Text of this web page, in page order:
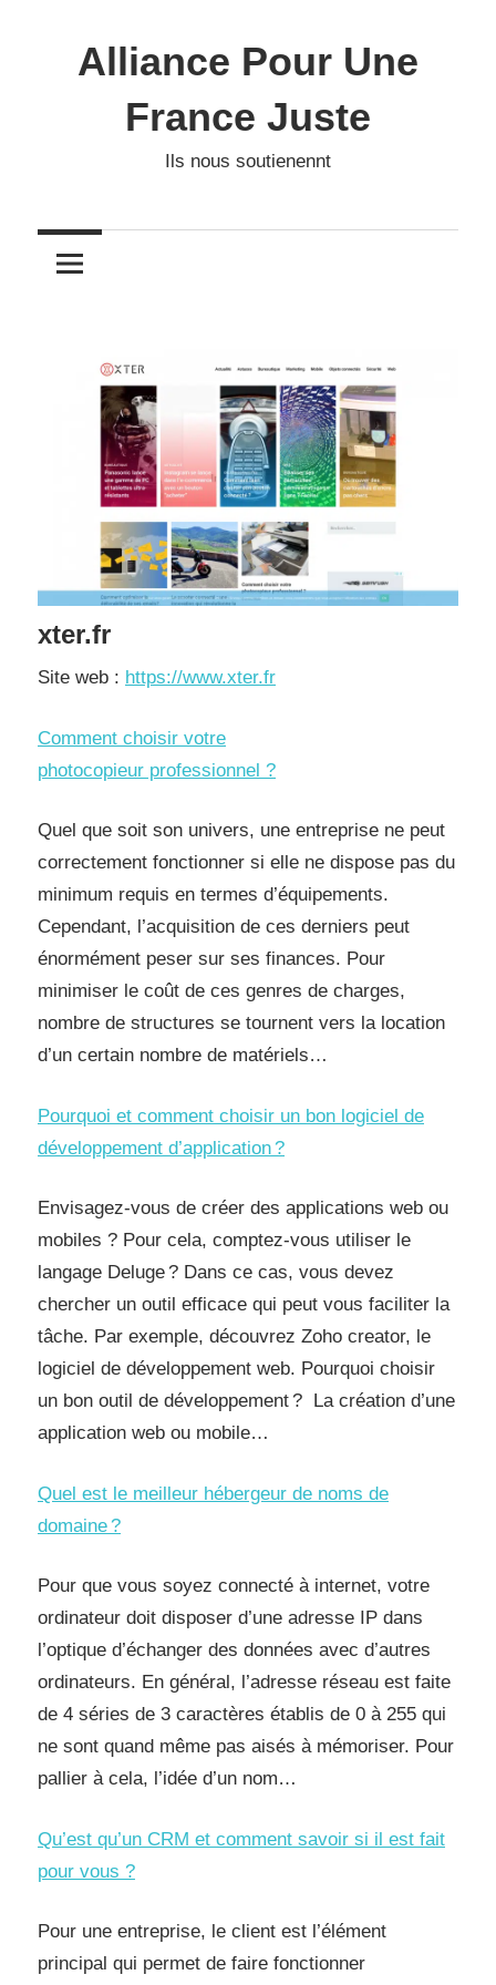
contentAlliance Pour Une
France Juste
Ils nous soutienennt
xter.fr
Site web : https://www.xter.fr
Comment choisir votre
photocopieur professionnel ?
Quel que soit son univers, une entreprise ne peut
correctement fonctionner si elle ne dispose pas du
minimum requis en termes d’équipements.
Cependant, l’acquisition de ces derniers peut
énormément peser sur ses finances. Pour
minimiser le coût de ces genres de charges,
nombre de structures se tournent vers la location
d’un certain nombre de matériels…
Pourquoi et comment choisir un bon logiciel de
développement d’application ?
Envisagez-vous de créer des applications web ou
mobiles ? Pour cela, comptez-vous utiliser le
langage Deluge ? Dans ce cas, vous devez
chercher un outil efficace qui peut vous faciliter la
tâche. Par exemple, découvrez Zoho creator, le
logiciel de développement web. Pourquoi choisir
un bon outil de développement ? La création d’une
application web ou mobile…
Quel est le meilleur hébergeur de noms de
domaine ?
Pour que vous soyez connecté à internet, votre
ordinateur doit disposer d’une adresse IP dans
l’optique d’échanger des données avec d’autres
ordinateurs. En général, l’adresse réseau est faite
de 4 séries de 3 caractères établis de 0 à 255 qui
ne sont quand même pas aisés à mémoriser. Pour
pallier à cela, l’idée d’un nom…
Qu’est qu’un CRM et comment savoir si il est fait
pour vous ?
Pour une entreprise, le client est l’élément
principal qui permet de faire fonctionner